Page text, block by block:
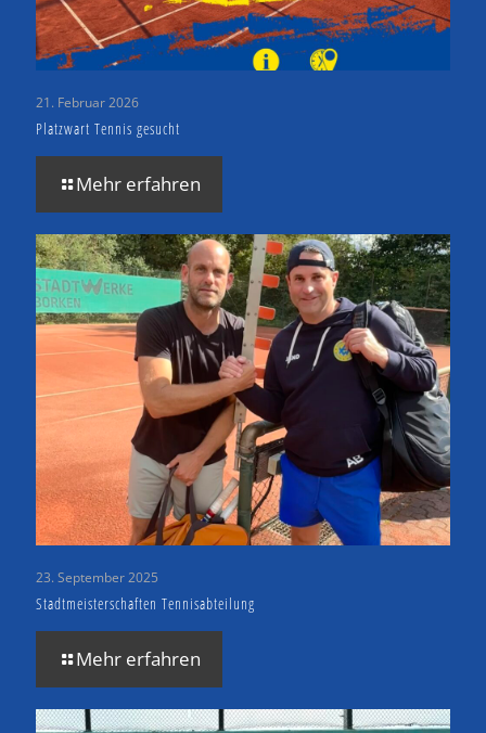
21. Februar 2026
Platzwart Tennis gesucht
Mehr erfahren
23. September 2025
Stadtmeisterschaften Tennisabteilung
Mehr erfahren